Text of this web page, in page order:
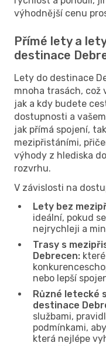
výhodnější cenu
Přímé lety a
destinace
Lety do destinace
mnoha trasách, což
jak a kdy budete
dostupnosti a
jak přímá spojení,
mezipřistáními,
výhody z hlediska
rozvrhu.
V závislosti na
Lety bez
ideální, pokud
nejrychleji a
Trasy s
Debrecen:
nebo lepší
Různé letecké
destinace
službami,
podmínkami,
která nejlépe